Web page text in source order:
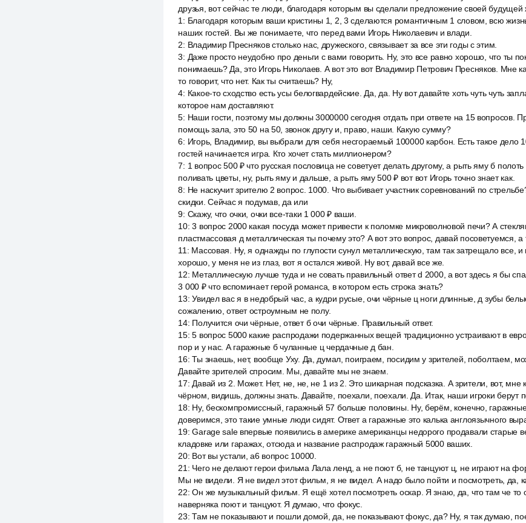
друзья, вот сейчас те люди, благодаря которым вы сделали предложение своей будущей
1 : Благодаря которым ваши кристины 1, 2, 3 сделаются романтичным 1 словом, всю
наших гостей. Вы же понимаете, что перед вами Игорь Николаевич и влади.
2: Владимир Пресняков столько нас, дружеского, связывает за все эти годы с этим.
3: Даже просто неудобно про деньги с вами говорить. Ну, это все равно хорошо, что ты
понимаешь? Да, это Игорь Николаев. А вот это вот Владимир Петрович Пресняков. Мне
то говорит, что нет. Как ты считаешь? Ну,
4: Какое-то сходство есть усы белогвардейские. Да, да. Ну вот давайте хоть чуть чуть
которое нам доставляют.
5: Наши гости, поэтому мы должны 3000000 сегодня отдать при ответе на 15 вопросов.
помощь зала, это 50 на 50, звонок другу и, право, наши. Какую сумму?
6: Игорь, Владимир, вы выбрали для себя несгораемый 100000 карбон. Есть такое дело
гостей начинается игра. Кто хочет стать миллионером?
7: 1 вопрос 500 ₽ что русская пословица не советует делать другому, а рыть яму б полоть
поливать цветы, ну, рыть яму и дальше, а рыть яму 500 ₽ вот вот Игорь точно знает как.
8: Не наскучит зрителю 2 вопрос. 1000. Что выбивает участник соревнований по
скидки. Сейчас я подумав, да или
9: Скажу, что очки, очки все-таки 1 000 ₽ ваши.
10:3 вопрос 2000 какая посуда может привести к поломке микроволновой печи? А
пластмассовая д металлическая ты почему это? А вот это вопрос, давай посоветуемся, а
11 : Массовая. Ну, я однажды по глупости сунул металлическую, там так затрещало все, и
хорошо, у меня не из глаз, вот я остался живой. Ну вот, давай все же.
12: Металлическую лучше туда и не совать правильный ответ d 2000, а вот здесь я бы
3 000 ₽ что вспоминает герой романса, в котором есть строка знать?
13:Увидел вас я в недобрый час, а кудри русые, очи чёрные ц ноги длинные, д зубы
сожалению, ответ остроумным не полу.
14: Получится очи чёрные, ответ б очи чёрные. Правильный ответ.
15:5 вопрос 5000 какие распродажи подержанных вещей традиционно устраивают в
пор и у нас. А гаражные б чуланные ц чердачные д бан.
16:Ты знаешь, нет, вообще Уху. Да, думал, поиграем, посидим у зрителей, поболтаем,
Давайте зрителей спросим. Мы, давайте мы не знаем.
17: Давай из 2. Может. Нет, не, не, не 1 из 2. Это шикарная подсказка. А зрители, вот, мне
чёрном, видишь, должны знать. Давайте, поехали, поехали. Да. Итак, наши игроки берут
18: Ну, бескомпромиссный, гаражный 57 больше половины. Ну, берём, конечно, гаражные
доверимся, это такие умные люди сидят. Ответ а гаражные это калька англоязычного
19:Garage sale впервые появились в америке американцы недорого продавали старые
кладовке или гаражах, отсюда и название распродаж гаражный 5000 ваших.
20: Вот вы устали, a6 вопрос 10000.
21 : Чего не делают герои фильма Лала ленд, а не поют б, не танцуют ц, не играют на
Мы не видели. Я не видел этот фильм, я не видел. А надо было пойти и посмотреть, да,
22:Он же музыкальный фильм. Я ещё хотел посмотреть оскар. Я знаю, да, что там че то
наверняка поют и танцуют. Я думаю, что фокус.
23:Там не показывают и пошли домой, да, не показывают фокус, да? Ну, я так думаю,